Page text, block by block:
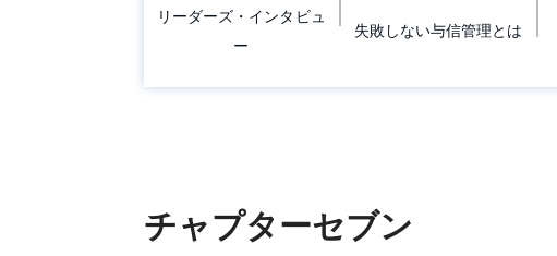
リーダーズ・インタビュ
ー
失敗しない与信管理とは
チャプターセブン